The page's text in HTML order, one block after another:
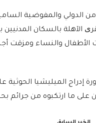
الدولي والمفوضية
الآهلة بالسكان المدنيين
الأطفال والنساء ومزقت
الميليشيا الحوثية
على ما ارتكبوه من جرائم